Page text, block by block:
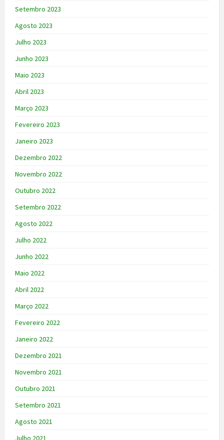
Setembro 2023
Agosto 2023
Julho 2023
Junho 2023
Maio 2023
Abril 2023
Março 2023
Fevereiro 2023
Janeiro 2023
Dezembro 2022
Novembro 2022
Outubro 2022
Setembro 2022
Agosto 2022
Julho 2022
Junho 2022
Maio 2022
Abril 2022
Março 2022
Fevereiro 2022
Janeiro 2022
Dezembro 2021
Novembro 2021
Outubro 2021
Setembro 2021
Agosto 2021
Julho 2021